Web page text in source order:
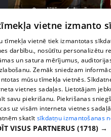
pirms 2 nedēļām, 6 dienām
Raivis Vidzis atklāj
71. epizode
vietne izmanto
tīmekļa vietnē tiek izmantotas
darbību., nosūtītu personalizētu
un satura mērījumus,
Zemāk sniedzam
mūsu tīmekļa vietnēs.
vietnes sadaļas. Lietotājam
savu piekrišanu. Piekrišanas
uz visām interneta vietnes
skatīt sīkdatņu izmantošanas
VISUS PARTNERUS (1718) →